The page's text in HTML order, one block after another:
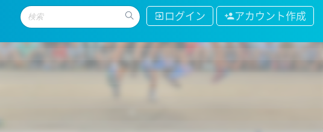
ログイン アカウント作成